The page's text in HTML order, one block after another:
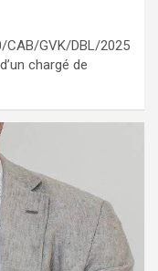
CAB/GVK/DBL/2025
chargé de